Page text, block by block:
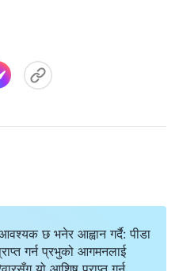
छ भनेर आह्वान गर्दै: पीडा
गर्न प्रभुको आगमनलाई